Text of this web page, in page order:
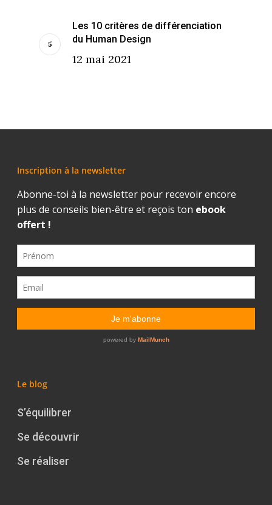
Les 10 critères de différenciation
du Human Design
12 mai 2021
Inscription à la newsletter
Le blog
S’équilibrer
Se découvrir
Se réaliser